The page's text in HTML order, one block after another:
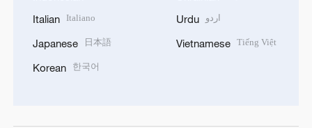
Italian Italiano
Japanese 日本語
Korean 한국어
Urdu اردو
Vietnamese Tiếng Việt